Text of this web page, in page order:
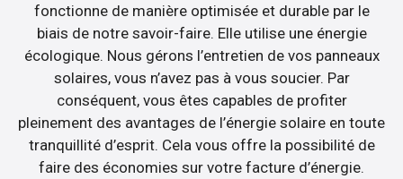
fonctionne de manière optimisée et durable par le
biais de notre savoir-faire. Elle utilise une énergie
écologique. Nous gérons l’entretien de vos panneaux
solaires, vous n’avez pas à vous soucier. Par
conséquent, vous êtes capables de profiter
pleinement des avantages de l’énergie solaire en toute
tranquillité d’esprit. Cela vous offre la possibilité de
faire des économies sur votre facture d’énergie.